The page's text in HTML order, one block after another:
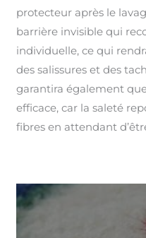
protecteur après le
barrière invisible qui
individuelle, ce qui
des salissures et des
garantira également
efficace, car la saleté
fibres en attendant